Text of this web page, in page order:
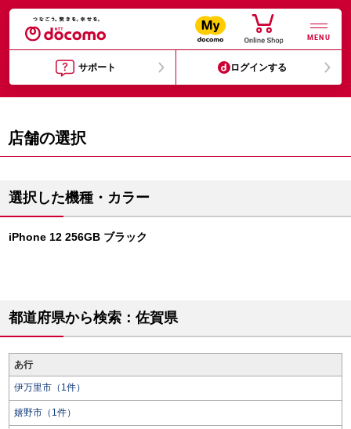
MENU
サポート ログインする
店舗の選択
選択した機種・カラー
iPhone 12 256GB ブラック
都道府県から検索：佐賀県
あ行
伊万里市（1件）
嬉野市（1件）